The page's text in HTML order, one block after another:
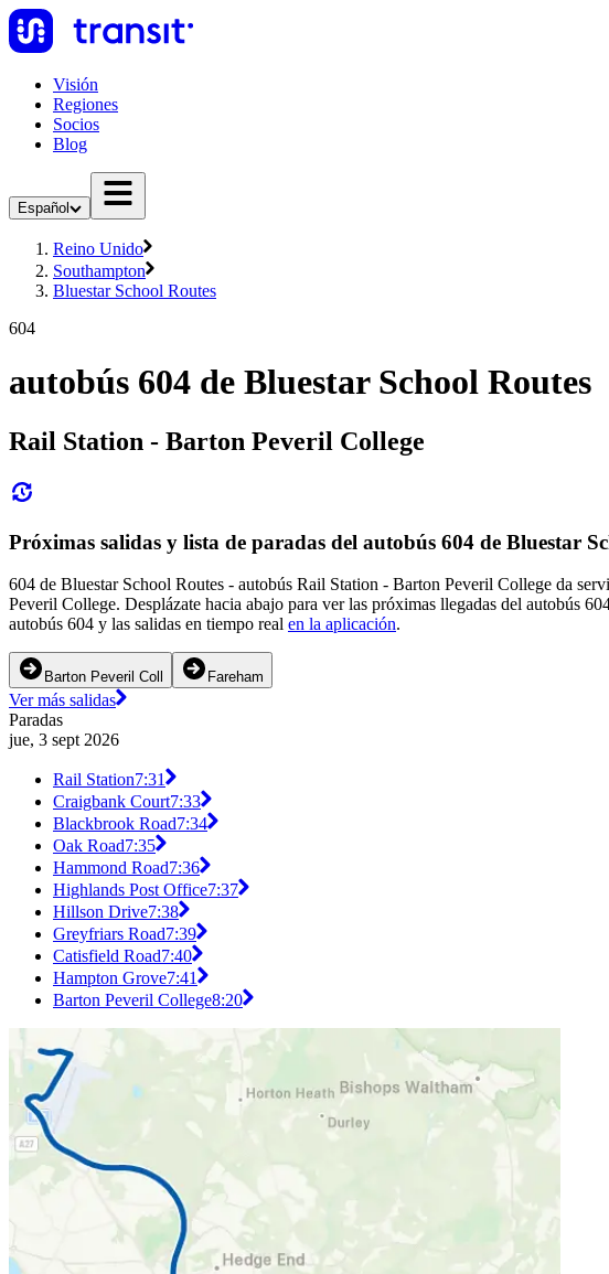
Visión
Regiones
Socios
Blog
Español
Reino Unido
Southampton
Bluestar School Routes
604
autobús 604 de Bluestar School Routes
Rail Station - Barton Peveril College
Próximas salidas y lista de paradas del autobús 604 de Bluestar
604 de Bluestar School Routes - autobús Rail Station - Barton Peveril College da
Peveril College. Desplázate hacia abajo para ver las próximas llegadas del autobús
autobús 604 y las salidas en tiempo real en la aplicación.
Barton Peveril Coll Fareham
Ver más salidas
Paradas
jue, 3 sept 2026
Rail Station7:31
Craigbank Court7:33
Blackbrook Road7:34
Oak Road7:35
Hammond Road7:36
Highlands Post Office7:37
Hillson Drive7:38
Greyfriars Road7:39
Catisfield Road7:40
Hampton Grove7:41
Barton Peveril College8:20